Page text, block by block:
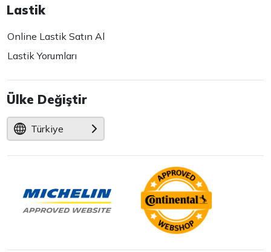
Lastik
Online Lastik Satın Al
Lastik Yorumları
Ülke Değiştir
Türkiye